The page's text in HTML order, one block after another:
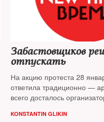
Забастовщиков
отпускать
На акцию протеста 28
ответила традиционно —
всего досталось
KONSTANTIN GLIKIN